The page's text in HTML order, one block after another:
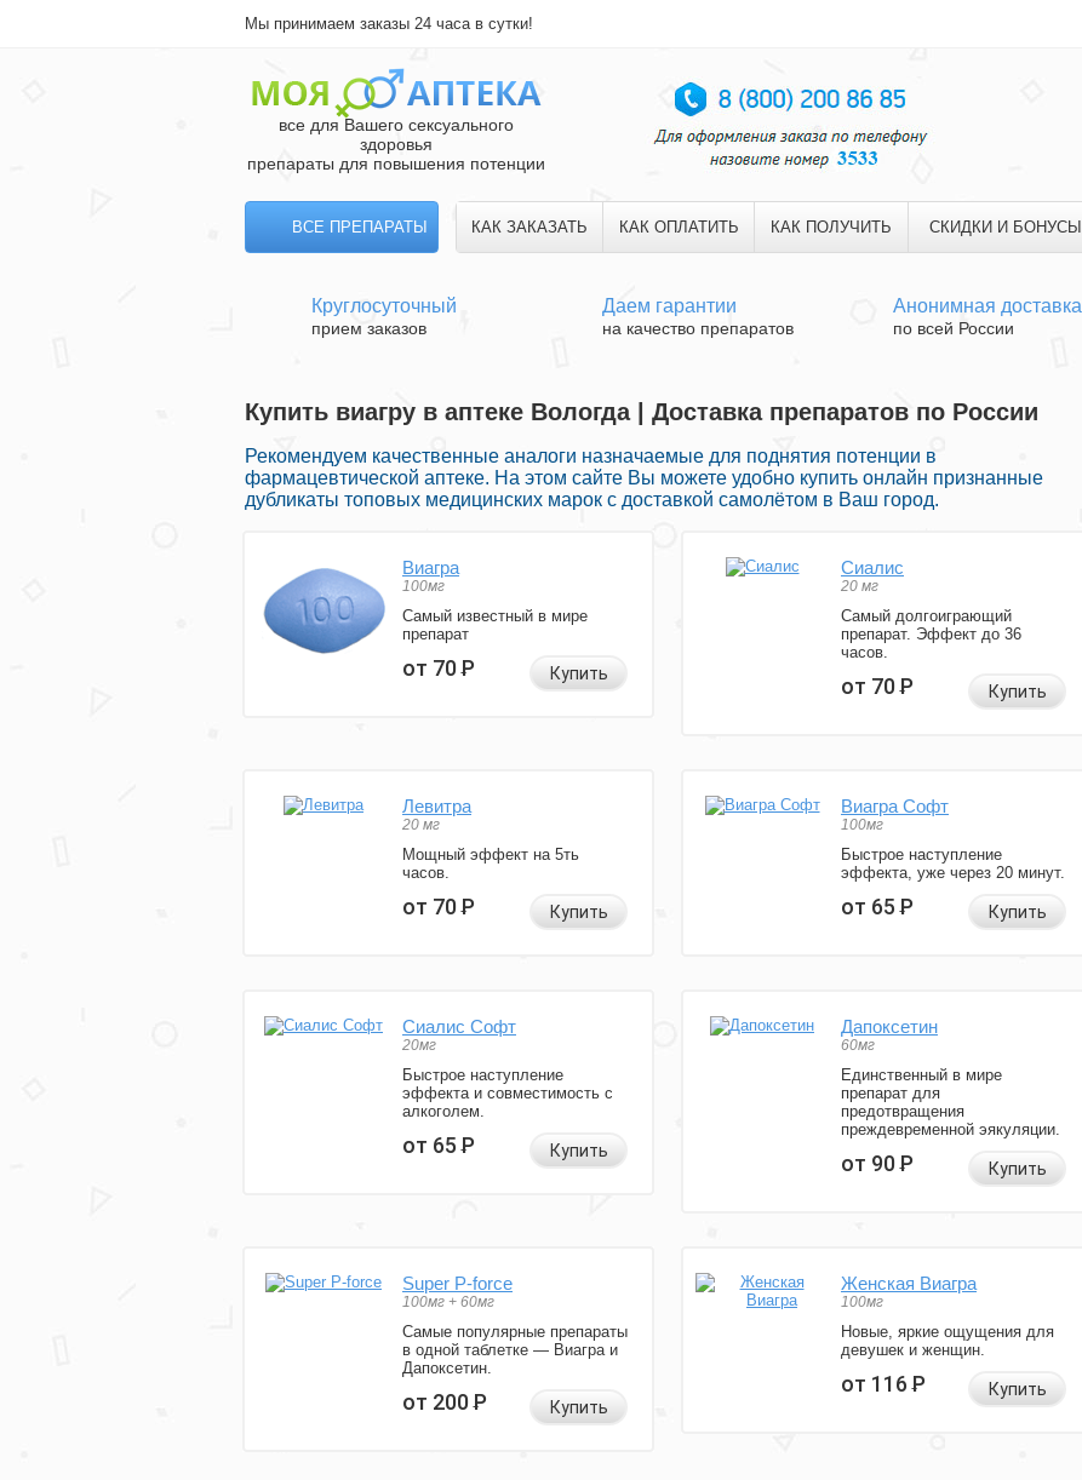
Мы принимаем заказы 24 часа в сутки!
все для Вашего сексуального
здоровья
препараты для повышения потенции
ВСЕ ПРЕПАРАТЫ КАК ЗАКАЗАТЬ КАК ОПЛАТИТЬ КАК ПОЛУЧИТЬ СКИДКИ И БОНУСЫ
Круглосуточный
прием заказов
Даем гарантии
на качество препаратов
Анонимная доставка
по всей России
Купить виагру в аптеке Вологда | Доставка препаратов по России
Рекомендуем качественные аналоги назначаемые для поднятия потенции в
фармацевтической аптеке. На этом сайте Вы можете удобно купить онлайн признанные
дубликаты топовых медицинских марок с доставкой самолётом в Ваш город.
Виагра
100мг
Самый известный в мире
препарат
от 70Р Купить
Сиалис
20 мг
Самый долгоиграющий
препарат. Эффект до 36
часов.
от 70Р Купить
Левитра
20 мг
Мощный эффект на 5ть
часов.
от 70Р Купить
Виагра Софт
100мг
Быстрое наступление
эффекта, уже через 20 минут.
от 65Р Купить
Сиалис Софт
20мг
Быстрое наступление
эффекта и совместимость с
алкоголем.
от 65Р Купить
Дапоксетин
60мг
Единственный в мире
препарат для
предотвращения
преждевременной эякуляции.
от 90Р Купить
Super P-force
100мг + 60мг
Самые популярные препараты
в одной таблетке — Виагра и
Дапоксетин.
от 200Р Купить
Женская Виагра
100мг
Новые, яркие ощущения для
девушек и женщин.
от 116Р Купить